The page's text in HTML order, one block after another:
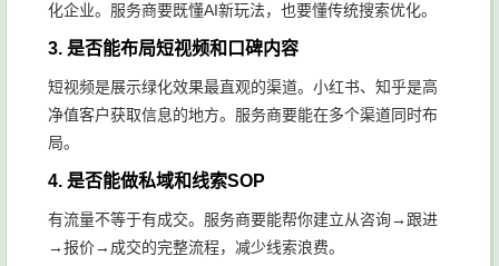
化企业。服务商要既懂AI新玩法，也要懂传统搜索优化。
3. 是否能布局短视频和口碑内容
短视频是展示绿化效果最直观的渠道。小红书、知乎是高
净值客户获取信息的地方。服务商要能在多个渠道同时布
局。
4. 是否能做私域和线索SOP
有流量不等于有成交。服务商要能帮你建立从咨询→跟进
→报价→成交的完整流程，减少线索浪费。